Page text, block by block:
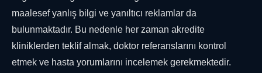
maalesef yanlış bilgi ve yanıltıcı reklamlar da
bulunmaktadır. Bu nedenle her zaman akredite
kliniklerden teklif almak, doktor referanslarını kontrol
etmek ve hasta yorumlarını incelemek gerekmektedir.